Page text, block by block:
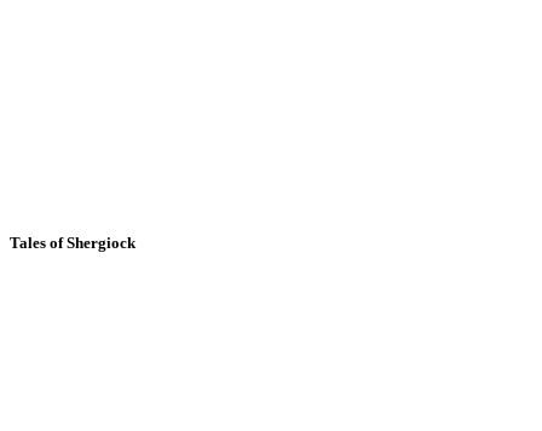
Tales of Shergiock